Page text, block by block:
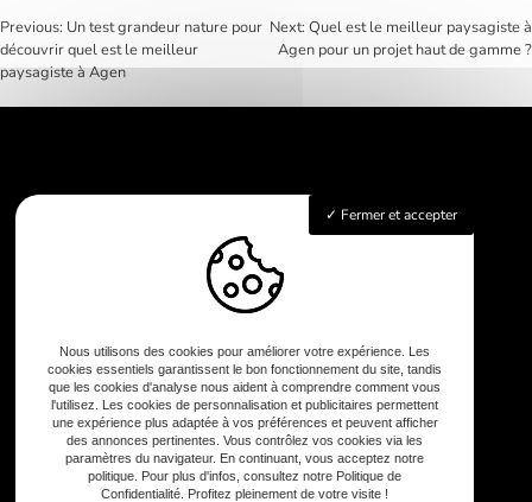
Navigation
de
Previous: Un test grandeur nature pour
découvrir quel est le meilleur
paysagiste à Agen
Next: Quel est le meilleur paysagiste à
Agen pour un projet haut de gamme ?
Conception
Aménagement de jardin
Galerie
Fermer et accepter
Nous utilisons des cookies pour améliorer votre expérience. Les
cookies essentiels garantissent le bon fonctionnement du site, tandis
que les cookies d'analyse nous aident à comprendre comment vous
l'utilisez. Les cookies de personnalisation et publicitaires permettent
une expérience plus adaptée à vos préférences et peuvent afficher
des annonces pertinentes. Vous contrôlez vos cookies via les
paramètres du navigateur. En continuant, vous acceptez notre
politique. Pour plus d'infos, consultez notre Politique de
Confidentialité. Profitez pleinement de votre visite !